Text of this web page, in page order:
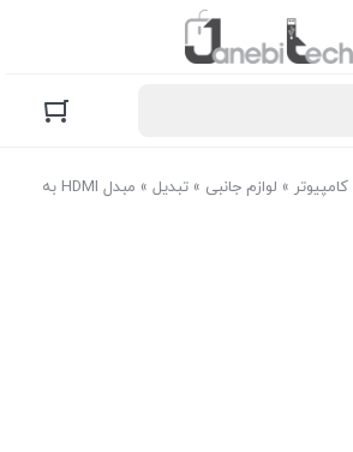
» لوازم جانبی » تبدیل »
مبدل HDMI به